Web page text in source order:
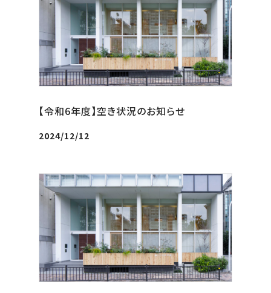
【令和6年度】空き状況のお知らせ
2024/12/12